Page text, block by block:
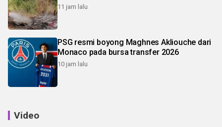
11 jam lalu
PSG resmi boyong Maghnes Akliouche dari
Monaco pada bursa transfer 2026
10 jam lalu
Video